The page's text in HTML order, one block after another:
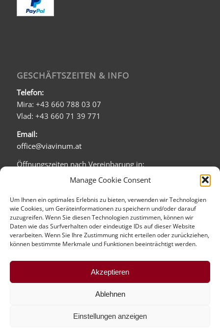
Manage Cookie Consent
Um Ihnen ein optimales Erlebnis zu bieten, verwenden wir Technologien
wie Cookies, um Geräteinformationen zu speichern und/oder darauf
zuzugreifen. Wenn Sie diesen Technologien zustimmen, können wir
Daten wie das Surfverhalten oder eindeutige IDs auf dieser Website
verarbeiten. Wenn Sie Ihre Zustimmung nicht erteilen oder zurückziehen,
können bestimmte Merkmale und Funktionen beeinträchtigt werden.
Akzeptieren
Ablehnen
Einstellungen anzeigen
GESCHÄFTSZEITEN & INFO
Telefon:
Mira: +43 660 788 03 07
Vlad: +43 660 71 39 771
Email:
office@viavinum.at
Öffnungszeiten nach Vereinbarung in:
Barichgasse 5/1b
Mo - Fr: 08:00 - 20:00
Sa: 09:00 - 16:00
Firmensitz (kein direkter Verkauf):
Tandelmarktgasse 16/1